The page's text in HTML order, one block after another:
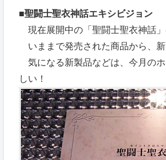
■聖闘士聖衣神話エキシビジョン
現在展開中の「聖闘士聖衣神話」
いままで発売された商品から、新
気になる新製品などは、今月の
しい！